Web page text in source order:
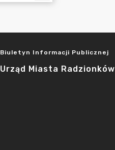
Biuletyn Informacji Publicznej
Urząd Miasta Radzionków